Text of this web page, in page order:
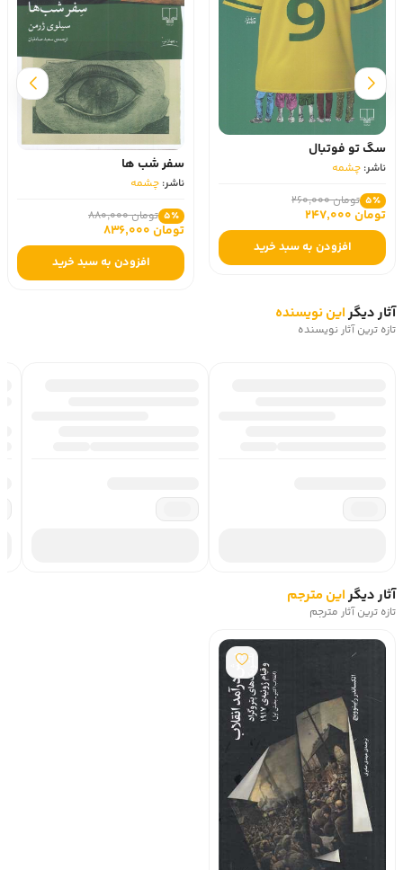
سگ تو فوتبال
ناشر: چشمه
5٪ تومان 260,000
تومان 247,000
افزودن به سبد خرید
سفر شب‌ ها
ناشر: چشمه
5٪ تومان 880,000
تومان 836,000
افزودن به سبد خرید
آثار دیگراین نویسنده
تازه ترین آثار نویسنده
آثار دیگراین مترجم
تازه ترین آثار مترجم